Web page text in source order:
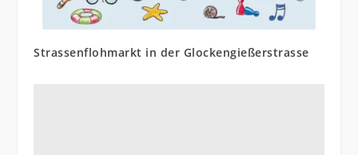
Strassenflohmarkt in der Glockengießerstrasse